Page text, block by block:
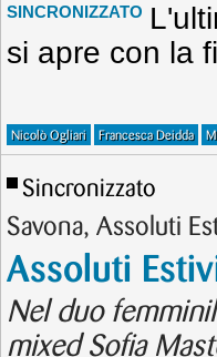
SINCRONIZZATO
si apre con la
Nicolò Ogliari Francesca Deidda
Sincronizzato
Savona, Assoluti
Assoluti
Nel duo
mixed Sofia